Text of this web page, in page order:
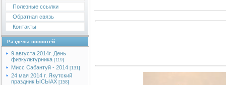
Полезные ссылки
Обратная связь
Контакты
Разделы новостей
9 августа 2014г. День
физкультурника [119]
Мисс Сабантуй - 2014 [131]
24 мая 2014 г. Якутский
праздник ЫСЫАХ [158]